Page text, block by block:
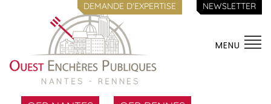
DEMANDE D'EXPERTISE NEWSLETTER
MENU